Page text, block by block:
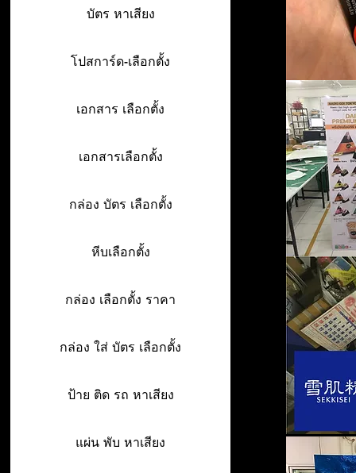
บัตร หาเสียง
โปสการ์ด-เลือกตั้ง
เอกสาร เลือกตั้ง
เอกสารเลือกตั้ง
กล่อง บัตร เลือกตั้ง
หีบเลือกตั้ง
กล่อง เลือกตั้ง ราคา
กล่อง ใส่ บัตร เลือกตั้ง
ป้าย ติด รถ หาเสียง
แผ่น พับ หาเสียง